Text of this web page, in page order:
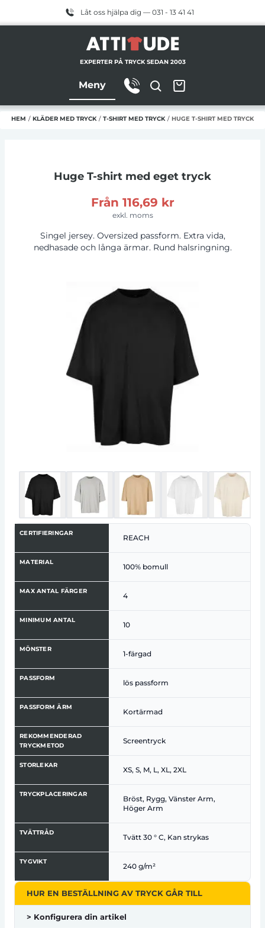
Låt oss hjälpa dig — 031 - 13 41 41
EXPERTER PÅ TRYCK SEDAN 2003
Meny
HEM / KLÄDER MED TRYCK / T-SHIRT MED TRYCK / HUGE T-SHIRT MED TRYCK
Huge T-shirt med eget tryck
Från 116,69 kr
exkl. moms
Singel jersey. Oversized passform. Extra vida,
nedhasade och långa ärmar. Rund halsringning.
CERTIFIERINGAR
REACH
MATERIAL
100% bomull
MAX ANTAL FÄRGER
4
MINIMUM ANTAL
10
MÖNSTER
1-färgad
PASSFORM
lös passform
PASSFORM ÄRM
Kortärmad
REKOMMENDERAD
TRYCKMETOD
Screentryck
STORLEKAR
XS, S, M, L, XL, 2XL
TRYCKPLACERINGAR
Bröst, Rygg, Vänster Arm,
Höger Arm
TVÄTTRÅD
Tvätt 30 ° C, Kan strykas
TYGVIKT
240 g/m²
HUR EN BESTÄLLNING AV TRYCK GÅR TILL
> Konfigurera din artikel